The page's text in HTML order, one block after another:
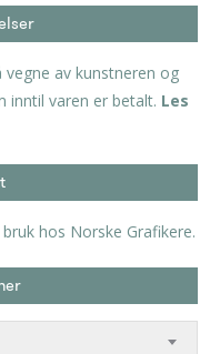
av kunstneren og
inntil varen er betalt. Les
hos Norske Grafikere.